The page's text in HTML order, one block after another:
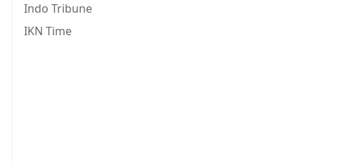
Indo Tribune
IKN Time